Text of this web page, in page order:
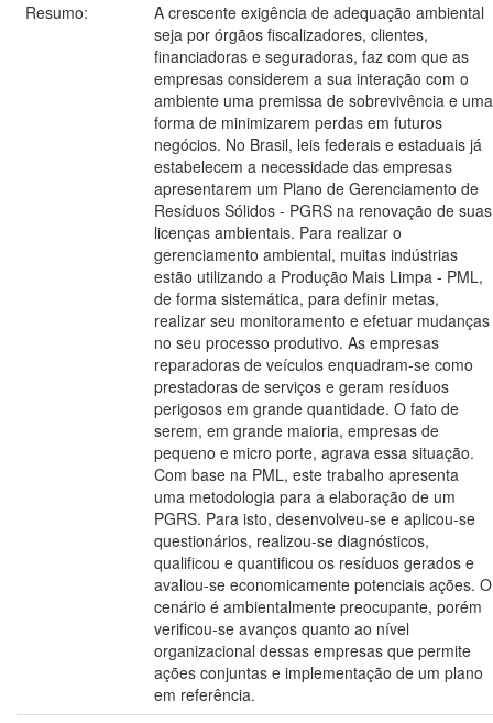
Resumo:
A crescente exigência de adequação ambiental
seja por órgãos fiscalizadores, clientes,
financiadoras e seguradoras, faz com que as
empresas considerem a sua interação com o
ambiente uma premissa de sobrevivência e uma
forma de minimizarem perdas em futuros
negócios. No Brasil, leis federais e estaduais já
estabelecem a necessidade das empresas
apresentarem um Plano de Gerenciamento de
Resíduos Sólidos - PGRS na renovação de suas
licenças ambientais. Para realizar o
gerenciamento ambiental, muitas indústrias
estão utilizando a Produção Mais Limpa - PML,
de forma sistemática, para definir metas,
realizar seu monitoramento e efetuar mudanças
no seu processo produtivo. As empresas
reparadoras de veículos enquadram-se como
prestadoras de serviços e geram resíduos
perigosos em grande quantidade. O fato de
serem, em grande maioria, empresas de
pequeno e micro porte, agrava essa situação.
Com base na PML, este trabalho apresenta
uma metodologia para a elaboração de um
PGRS. Para isto, desenvolveu-se e aplicou-se
questionários, realizou-se diagnósticos,
qualificou e quantificou os resíduos gerados e
avaliou-se economicamente potenciais ações. O
cenário é ambientalmente preocupante, porém
verificou-se avanços quanto ao nível
organizacional dessas empresas que permite
ações conjuntas e implementação de um plano
em referência.